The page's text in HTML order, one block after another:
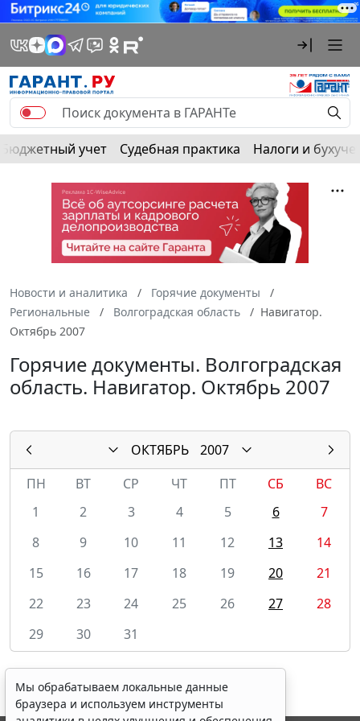
Бюджетный учет Судебная практика Налоги и
Новости и аналитика
Горячие документы
Региональные
Волгоградская область
Навигатор.
Октябрь 2007
Горячие документы. Волгоградская
область. Навигатор. Октябрь 2007
ОКТЯБРЬ
2007
ПН
ВТ СР ЧТ ПТ СБ
ВС
1
2 3 4 5 6
7
8
9 10 11 12 13
14
15
16 17 18 19 20
21
22
23 24 25 26 27
28
29
30 31
Мы обрабатываем локальные данные
браузера и используем инструменты